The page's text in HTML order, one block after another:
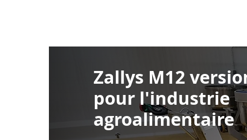
Zallys M12
pour l'industrie
agroalimentaire